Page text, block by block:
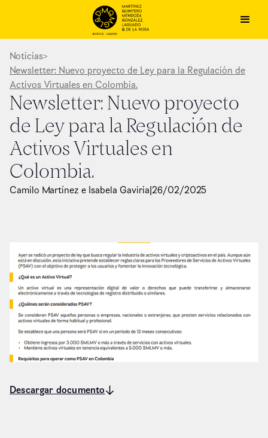
Noticias>
Newsletter: Nuevo proyecto de Ley para la Regulación de
Activos Virtuales en Colombia.
Newsletter: Nuevo proyecto
de Ley para la Regulación de
Activos Virtuales en
Colombia.
Camilo Martínez e Isabela Gaviria|26/02/2025
Descargar documento